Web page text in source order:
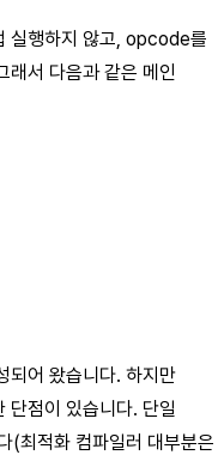
실행하지 않고, opcode를
래서 다음과 같은 메인
되어 왔습니다. 하지만
단점이 있습니다. 단일
(최적화 컴파일러 대부분은